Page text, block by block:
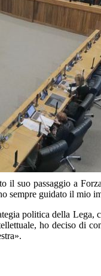
suo passaggio a
sempre guidato il mio
politica della Lega,
ho deciso di